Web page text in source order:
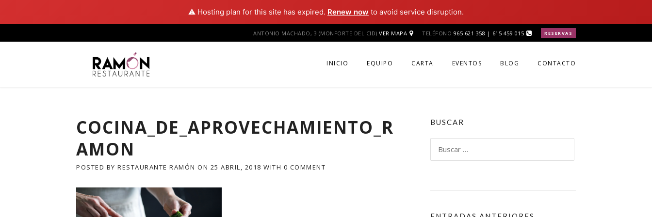
⚠️ Hosting plan for this site has expired. Renew now to avoid service disruption.
to
ANTONIO MACHADO, 3 (MONFORTE DEL CID) VER MAPA TELÉFONO 965 621 358 | 615 459 015 RESERVAS
INICIO EQUIPO CARTA EVENTOS BLOG CONTACTO
COCINA_DE_APROVECHAMIENTO_R
AMON
POSTED BY RESTAURANTE RAMÓN ON 25 ABRIL, 2018 WITH 0 COMMENT
BUSCAR